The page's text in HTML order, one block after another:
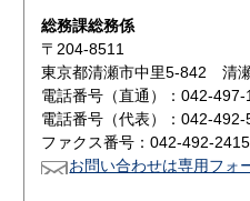
総務課総務係
〒204-8511
東京都清瀬市中里5-842 清
電話番号（直通）：042-497-
電話番号（代表）：042-492-
ファクス番号：042-492-2415
お問い合わせは専用フォ